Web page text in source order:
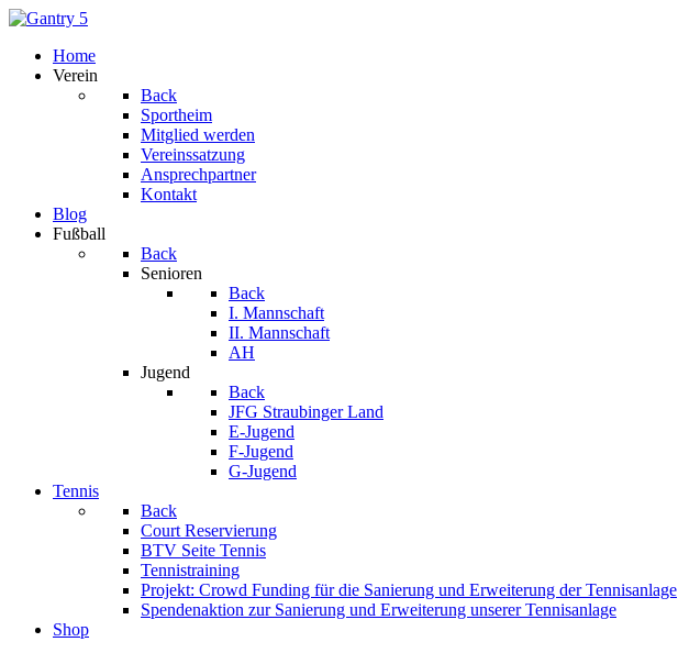
Home
Verein
Back
Sportheim
Mitglied werden
Vereinssatzung
Ansprechpartner
Kontakt
Blog
Fußball
Back
Senioren
Back
I. Mannschaft
II. Mannschaft
AH
Jugend
Back
JFG Straubinger Land
E-Jugend
F-Jugend
G-Jugend
Tennis
Back
Court Reservierung
BTV Seite Tennis
Tennistraining
Projekt: Crowd Funding für die Sanierung und Erweiterung der Tennisanlage
Spendenaktion zur Sanierung und Erweiterung unserer Tennisanlage
Shop